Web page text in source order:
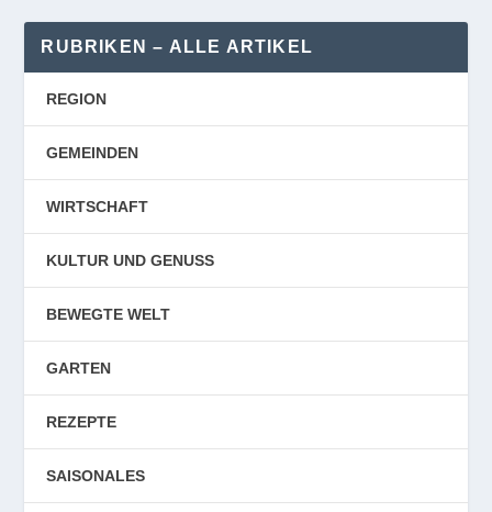
RUBRIKEN – ALLE ARTIKEL
REGION
GEMEINDEN
WIRTSCHAFT
KULTUR UND GENUSS
BEWEGTE WELT
GARTEN
REZEPTE
SAISONALES